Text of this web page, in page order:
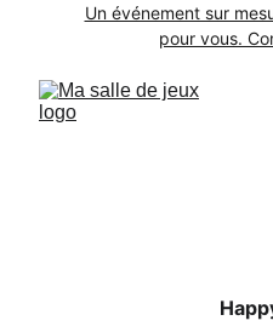
Un événement sur
pour vous.